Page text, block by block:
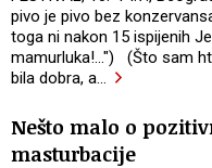
pivo je pivo bez
toga ni nakon 15 ispijenih
mamurluka!...") (Što sam
bila dobra, a…
Nešto malo o
masturbacije